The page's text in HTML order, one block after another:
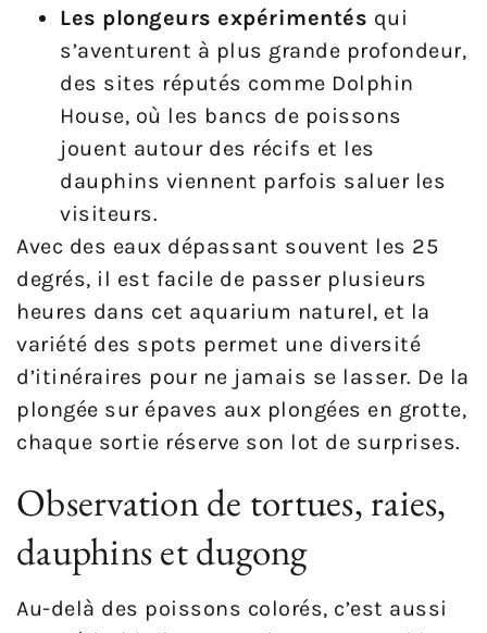
Les plongeurs expérimentés qui
s’aventurent à plus grande profondeur,
des sites réputés comme Dolphin
House, où les bancs de poissons
jouent autour des récifs et les
dauphins viennent parfois saluer les
visiteurs.
Avec des eaux dépassant souvent les 25
degrés, il est facile de passer plusieurs
heures dans cet aquarium naturel, et la
variété des spots permet une diversité
d’itinéraires pour ne jamais se lasser. De la
plongée sur épaves aux plongées en grotte,
chaque sortie réserve son lot de surprises.
Observation de tortues, raies,
dauphins et dugong
Au-delà des poissons colorés, c’est aussi